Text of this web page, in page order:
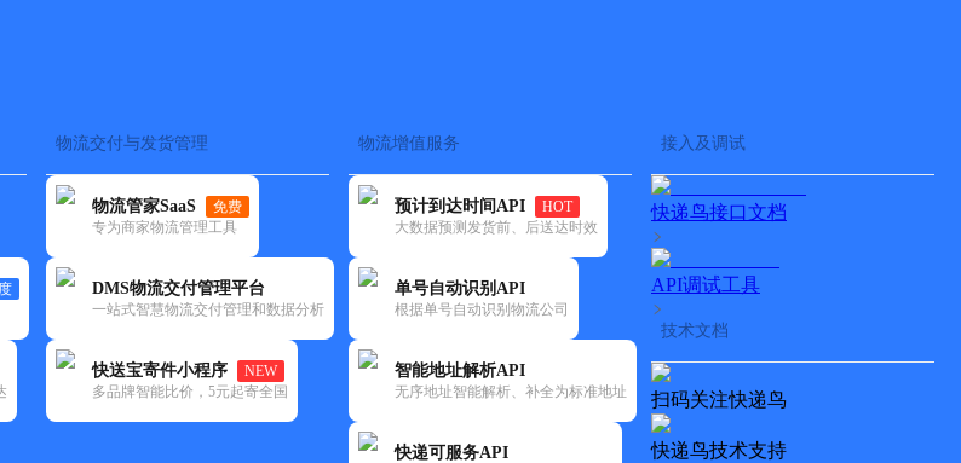
物流交付与发货管理
物流管家SaaS
免费
专为商家物流管理工具
DMS物流交付管理平台
一站式智慧物流交付管理和数据分析
快送宝寄件小程序
NEW
多品牌智能比价，5元起寄全国
物流增值服务
预计到达时间API
HOT
大数据预测发货前、后送达时效
单号自动识别API
根据单号自动识别物流公司
智能地址解析API
无序地址智能解析、补全为标准地址
快递可服务API
接入及调试
快递鸟接口文档
API调试工具
技术文档
扫码关注快递鸟
快递鸟技术支持